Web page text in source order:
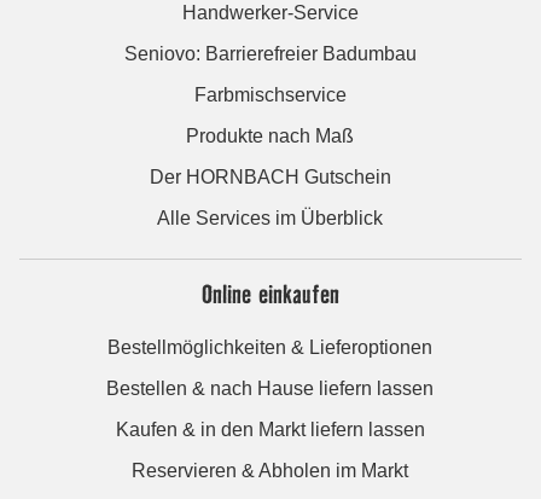
Handwerker-Service
Seniovo: Barrierefreier Badumbau
Farbmischservice
Produkte nach Maß
Der HORNBACH Gutschein
Alle Services im Überblick
Online einkaufen
Bestellmöglichkeiten & Lieferoptionen
Bestellen & nach Hause liefern lassen
Kaufen & in den Markt liefern lassen
Reservieren & Abholen im Markt